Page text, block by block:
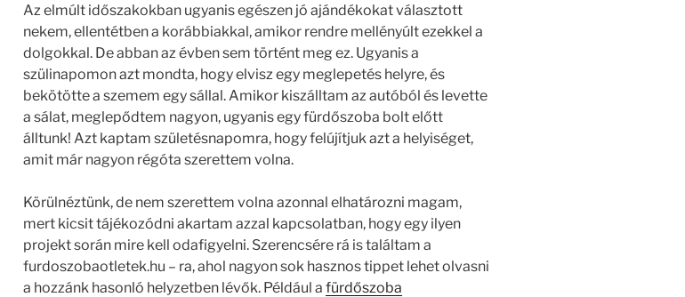
Az elmúlt időszakokban ugyanis egészen jó ajándékokat választott
nekem, ellentétben a korábbiakkal, amikor rendre mellényúlt ezekkel a
dolgokkal. De abban az évben sem történt meg ez. Ugyanis a
szülinapomon azt mondta, hogy elvisz egy meglepetés helyre, és
bekötötte a szemem egy sállal. Amikor kiszálltam az autóból és levette
a sálat, meglepődtem nagyon, ugyanis egy fürdőszoba bolt előtt
álltunk! Azt kaptam születésnapomra, hogy felújítjuk azt a helyiséget,
amit már nagyon régóta szerettem volna.
Körülnéztünk, de nem szerettem volna azonnal elhatározni magam,
mert kicsit tájékozódni akartam azzal kapcsolatban, hogy egy ilyen
projekt során mire kell odafigyelni. Szerencsére rá is találtam a
furdoszobaotletek.hu – ra, ahol nagyon sok hasznos tippet lehet olvasni
a hozzánk hasonló helyzetben lévők. Például a fürdőszoba